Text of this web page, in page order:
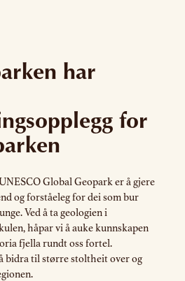
har
for
Global Geopark er å gjere
og forståeleg for dei som bur
Ved å ta geologien i
håpar vi å auke kunnskapen
fjella rundt oss fortel.
bidra til større stoltheit over og